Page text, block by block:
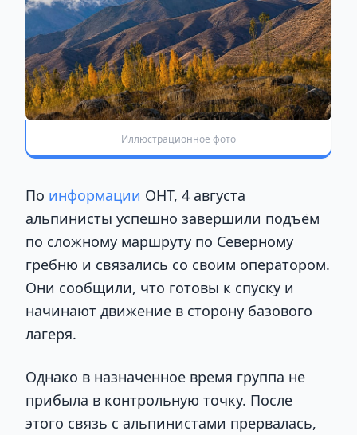
Иллюстрационное фото
По информации ОНТ, 4 августа
альпинисты успешно завершили подъём
по сложному маршруту по Северному
гребню и связались со своим оператором.
Они сообщили, что готовы к спуску и
начинают движение в сторону базового
лагеря.
Однако в назначенное время группа не
прибыла в контрольную точку. После
этого связь с альпинистами прервалась,